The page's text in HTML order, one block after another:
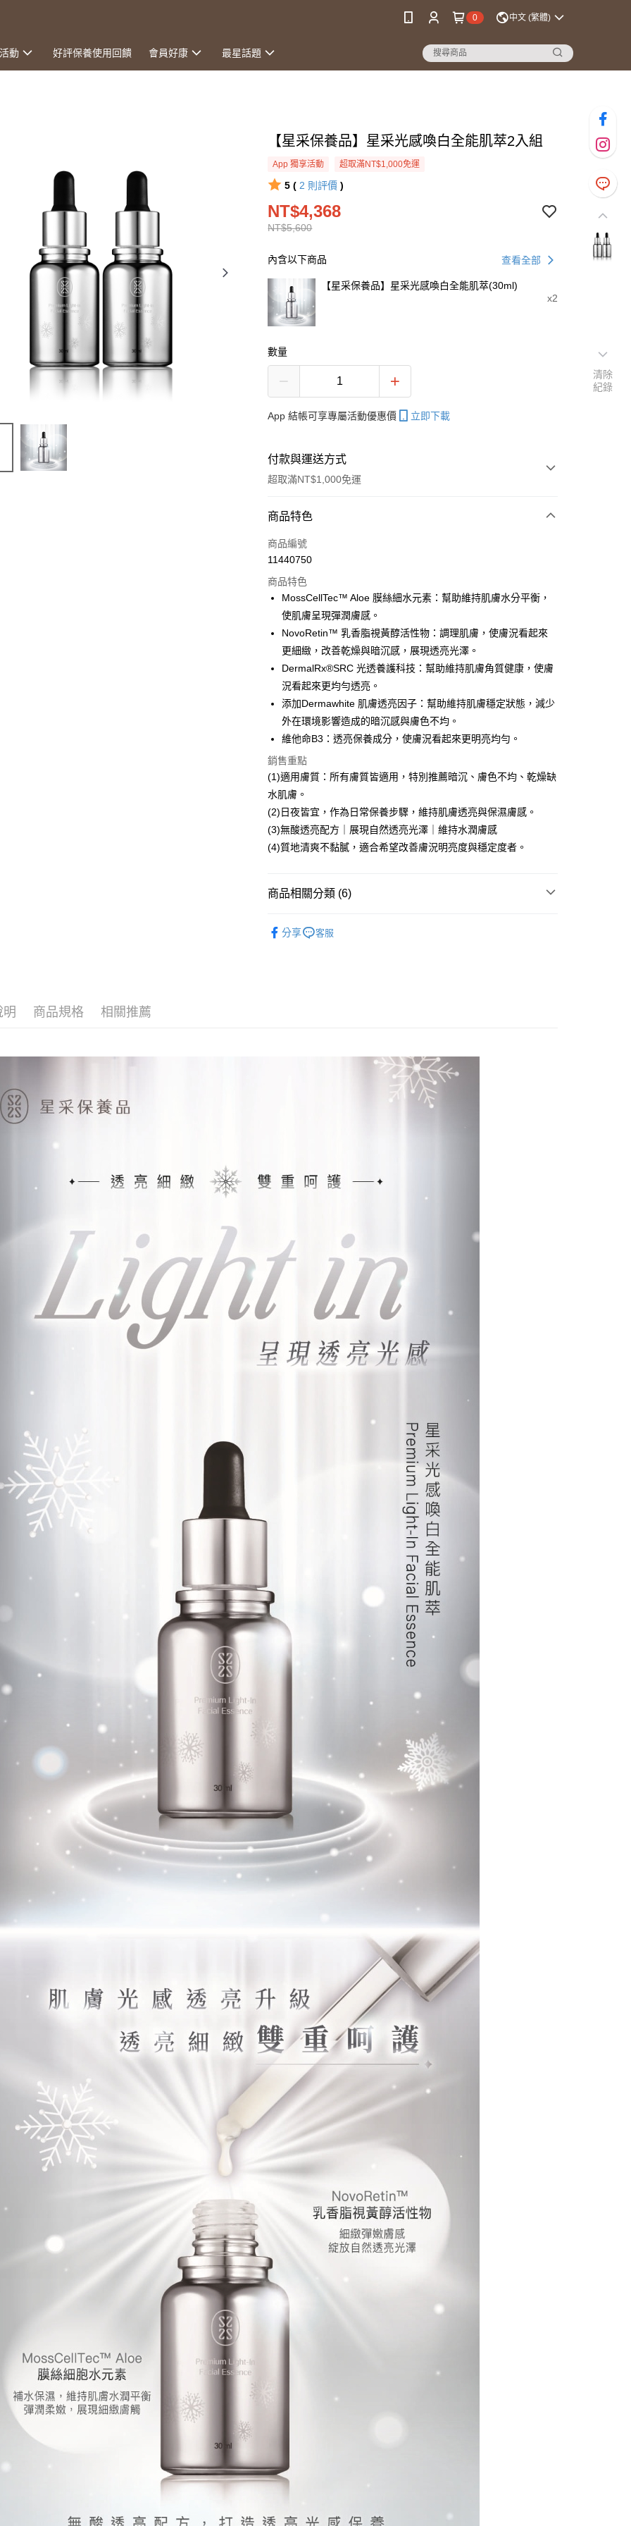
0 中文 (繁體)
動 好評保養使用回饋 會員好康 最星話題
【星采保養品】星采光感喚白全能肌萃2入組
App 獨享活動 超取滿NT$1,000免運
5 ( 2 則評價 )
NT$5,600
NT$4,368
內含以下商品 查看全部
【星采保養品】星采光感喚白全能肌萃(30ml)
x2
數量
App 結帳可享專屬活動優惠價 立即下載
付款與運送方式
超取滿NT$1,000免運
付款方式
信用卡一次付款
NT$1,456 21家銀行
合作金庫商業銀行
華南商業銀行
彰化商業銀行
國泰世華商業銀行
兆豐國際商業銀行
臺灣中小企業銀行
台中商業銀行
匯豐（台灣）商業銀行
聯邦商業銀行
遠東國際商業銀行
元大商業銀行
永豐商業銀行
台新國際商業銀行
中國信託商業銀行
台灣樂天信用卡公司
6 期 0 利率 每期NT$728
合作金庫商業銀行
第一商業銀行
華南商業銀行
彰化商業銀行
上海商業儲蓄銀行
台北富邦商業銀行
臺灣中小企業銀行
匯豐（台灣）商業銀行
華泰商業銀行
聯邦商業銀行
遠東國際商業銀行
元大商業銀行
永豐商業銀行
台新國際商業銀行
台灣樂天信用卡公司
超商取貨付款
LINE Pay
Apple Pay
街口支付
悠遊付
全盈+PAY
大哥付你分期
相關說明
【大哥付你分期使用說明】
1.本服務由台灣大哥大提供，台灣大哥大用戶可立即使用無須另外申請。
2.付款方式選擇「大哥付你分期」，訂單成立後會自動跳轉到大哥付的交易
3.實際核准額度、可分期數及費用金額請依後續交易確認頁面所載為準。
4.訂單成立30分鐘內，如未前往確認交易或遇審核未通過，訂單將自動取
無法說明評估內容。
【繳款方式說明】
2.基於同意付款使用「大哥付你分期」之契約關係目的，商店將以您的個人
資料（包含姓名、電話或地址）提供予台灣大哥大進項蒐集、處理及利
用，由本公司與您本人進行分期帳單所需資料之確認、核對及更正。
3.完整用戶服務條款，請詳閱以下連結：https://oppay.tw/userRule
Hami Point
相關說明
元)。
每筆NT$80，滿NT$1,500(含以上)免運費
每筆NT$80，滿NT$1,500(含以上)免運費
付款後7-11取貨
每筆NT$80，滿NT$1,500(含以上)免運費
每筆NT$100，滿NT$1,500(含以上)免運費
宅配-離島（澎湖、金門、馬祖、小琉球）不含澎湖縣望安鄉、澎湖
縣七美鄉與金門縣烏坵鄉
每筆NT$280，滿NT$3,000(含以上)免運費
商品特色
商品編號
11440750
商品特色
MossCellTec™ Aloe 膜絲細水元素：幫助維持肌膚水分平衡，
使肌膚呈現彈潤膚感。
NovoRetin™ 乳香脂視黃醇活性物：調理肌膚，使膚況看起來
更細緻，改善乾燥與暗沉感，展現透亮光澤。
DermalRx®SRC 光透養護科技：幫助維持肌膚角質健康，使膚
況看起來更均勻透亮。
添加Dermawhite 肌膚透亮因子：幫助維持肌膚穩定狀態，減少
外在環境影響造成的暗沉感與膚色不均。
維他命B3：透亮保養成分，使膚況看起來更明亮均勻。
銷售重點
(1)適用膚質：所有膚質皆適用，特別推薦暗沉、膚色不均、乾燥缺
水肌膚。
(2)日夜皆宜，作為日常保養步驟，維持肌膚透亮與保濕膚感。
(3)無酸透亮配方｜展現自然透亮光澤｜維持水潤膚感
(4)質地清爽不黏膩，適合希望改善膚況明亮度與穩定度者。
商品相關分類 (6)
分享 客服
明 商品規格 相關推薦
清除
紀錄